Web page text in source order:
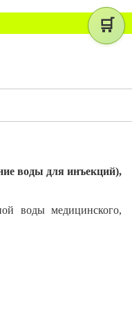
🛒
воды для инъекций),
воды медицинского,